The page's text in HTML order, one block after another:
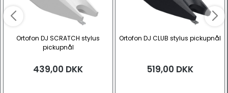
Ortofon DJ SCRATCH stylus
pickupnål
439,00 DKK
Ortofon DJ CLUB stylus pickupnål
519,00 DKK